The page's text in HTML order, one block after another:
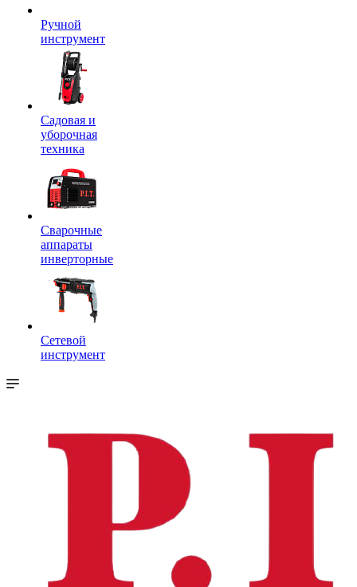
Ручной
инструмент
Садовая и
уборочная
техника
Сварочные
аппараты
инверторные
Сетевой
инструмент